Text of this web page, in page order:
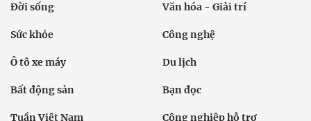
Đời sống Văn hóa - Giải trí
Sức khỏe Công nghệ
Ô tô xe máy Du lịch
Bất động sản Bạn đọc
Tuần Việt Nam Công nghiệp hỗ trợ